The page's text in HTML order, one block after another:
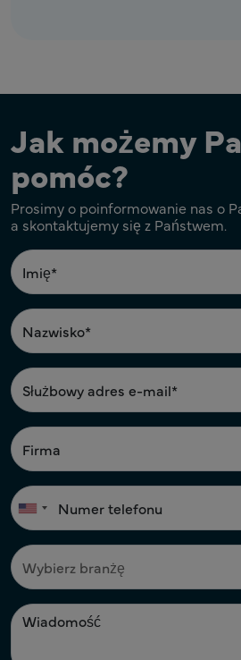
Jak możemy
pomóc?
Prosimy o poinformowanie nas o
a skontaktujemy się z Państwem.